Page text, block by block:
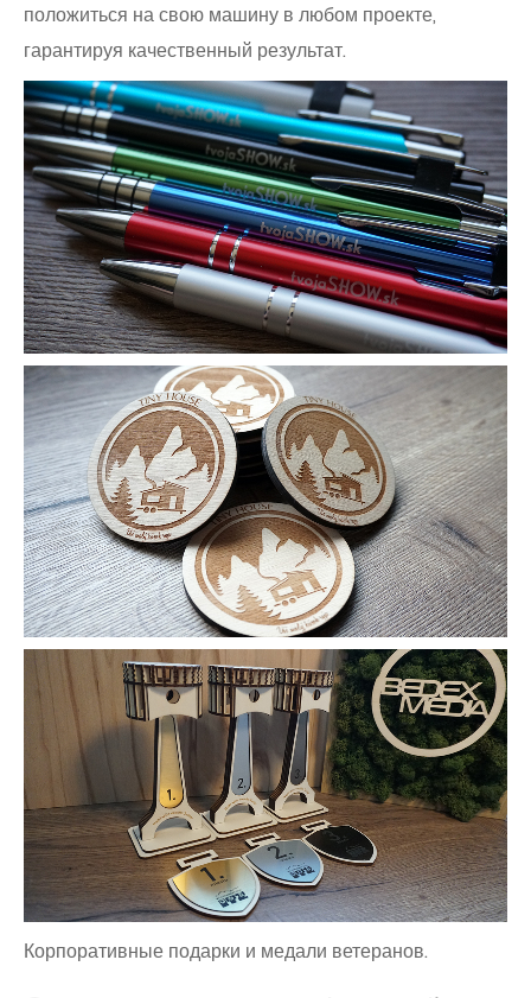
положиться на свою машину в любом проекте,
гарантируя качественный результат.
Корпоративные подарки и медали ветеранов.